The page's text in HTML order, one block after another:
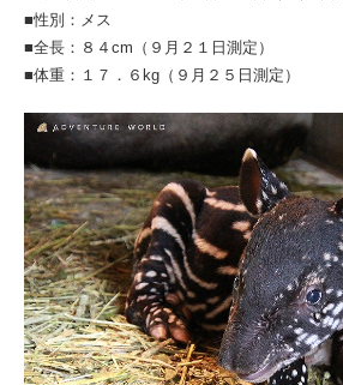
■性別：メス
■全長：８４cm（９月２１日測定）
■体重：１７．６kg（９月２５日測定）